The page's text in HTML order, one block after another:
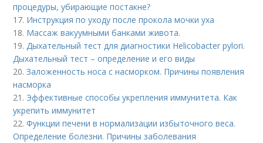
процедуры, убирающие постакне?
17. Инструкция по уходу после прокола мочки уха
18. Массаж вакуумными банками живота.
19.Дыхательный тест для диагностики Helicobacter pylori.
Дыхательный тест – определение и его виды
20.Заложенность носа с насморком. Причины появления
насморка
21. Эффективные способы укрепления иммунитета. Как
укрепить иммунитет
22.Функции печени в нормализации избыточного веса.
Определение болезни. Причины заболевания